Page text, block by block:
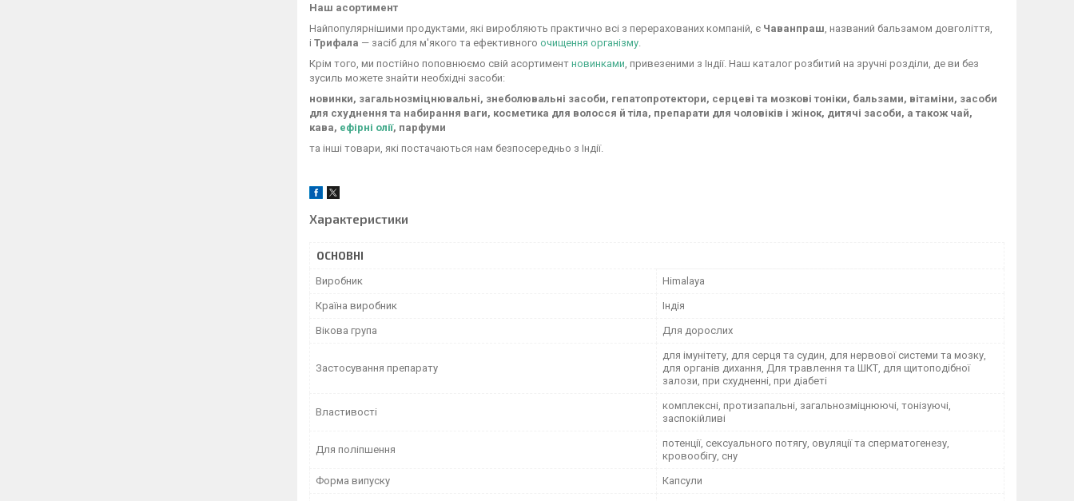
Наш асортимент
Найпопулярнішими продуктами, які виробляють практично всі з перерахованих компаній, є Чаванпраш , названий бальзамом довголіття,
і Трифала — засіб для м'якого та ефективного очищення організму
Крім того, ми постійно поповнюємо свій асортимент новинками , привезеними з Індії. Наш каталог розбитий на зручні розділи, де ви без
зусиль можете знайти необхідні засоби:
новинки, загальнозміцнювальні, знеболювальні засоби, гепатопротектори, серцеві та мозкові тоніки, бальзами, вітаміни, засоби
для схуднення та набирання ваги, косметика для волосся й тіла, препарати для чоловіків і жінок, дитячі засоби, а також чай,
кава, ефірні олії, парфуми
та інші товари, які постачаються нам безпосередньо з Індії.
Характеристики
ОСНОВНІ
Виробник Himalaya
Країна виробник Індія
Вікова група Для дорослих
Застосування препарату
для імунітету, для серця та судин, для нервової системи та мозку,
для органів дихання, Для травлення та ШКТ, для щитоподібної
залози, при схудненні, при діабеті
Властивості
комплексні, протизапальні, загальнозміцнюючі, тонізуючі,
заспокійливі
Для поліпшення
потенції, сексуального потягу, овуляції та сперматогенезу,
кровообігу, сну
Форма випуску Капсули